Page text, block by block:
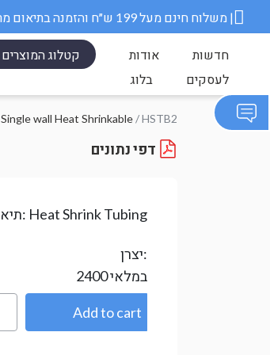
משלוח חינם מעל 199 ש״ח והזמנה בתיאום מראש ||| מס' ספק משרד הבטחון 11006845 |
קטלוג המוצרים אודות
חדשות
בלוג
לעסקים
Single wall Heat Shrinkable/ HSTB2
תיאור: Heat Shrink Tubing
יצרן:
2400במלאי